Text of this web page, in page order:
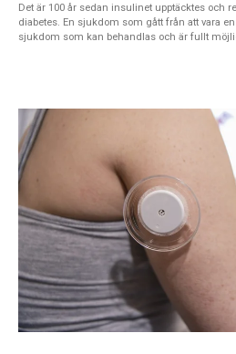
Det är 100 år sedan insulinet upptäcktes och
diabetes. En sjukdom som gått från att vara
sjukdom som kan behandlas och är fullt